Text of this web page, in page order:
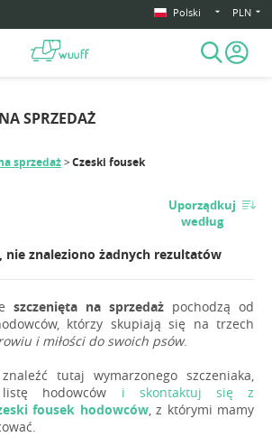
Polski PLN
SPRZEDAŻ
sprzedaż Czeski fousek
Uporządkuj
według
nie znaleziono żadnych rezultatów
szczenięta na sprzedaż pochodzą od
którzy skupiają się na trzech
i miłości do swoich psów.
tutaj wymarzonego szczeniaka,
hodowców i skontaktuj się z
fousek hodowców, z którymi mamy